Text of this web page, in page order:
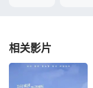
相关影片